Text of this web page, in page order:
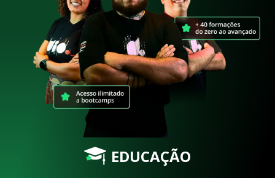
EDUCAÇÃO